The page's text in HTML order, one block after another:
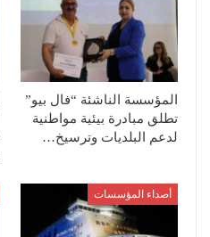
المؤسسة الناشئة “فال بيو”
تطلق مبادرة بيئية مواطنية
لدعم البلديات وترسيخ…
أصداء المؤسسات